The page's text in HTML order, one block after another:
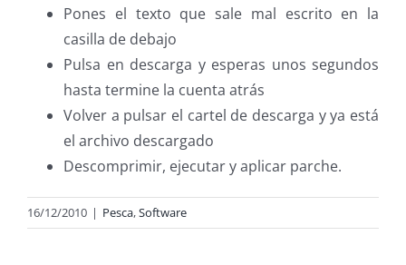
Pones el texto que sale mal escrito en la
casilla de debajo
Pulsa en descarga y esperas unos segundos
hasta termine la cuenta atrás
Volver a pulsar el cartel de descarga y ya está
el archivo descargado
Descomprimir, ejecutar y aplicar parche.
16/12/2010 | Pesca,Software